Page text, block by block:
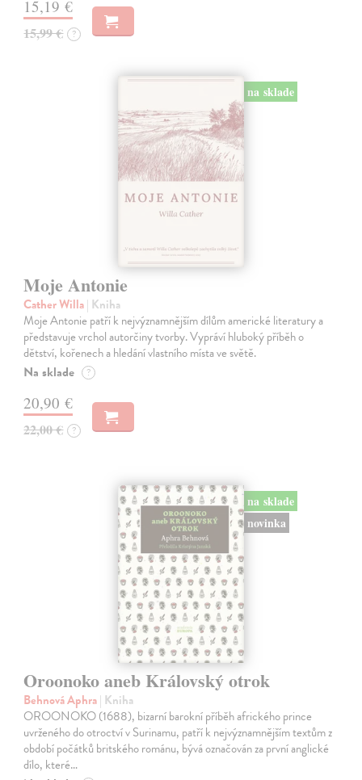
15,19 €
15,99 € ?
na sklade
Moje Antonie
Cather Willa| Kniha
Moje Antonie patří k nejvýznamnějším dílům americké literatury a
představuje vrchol autorčiny tvorby. Vypráví hluboký příběh o
dětství, kořenech a hledání vlastního místa ve světě.
Na sklade ?
20,90 €
22,00 € ?
na sklade
novinka
Oroonoko aneb Královský otrok
Behnová Aphra| Kniha
OROONOKO (1688), bizarní barokní příběh afrického prince
uvrženého do otroctví v Surinamu, patří k nejvýznamnějším textům z
období počátků britského románu, bývá označován za první anglické
dílo, které…